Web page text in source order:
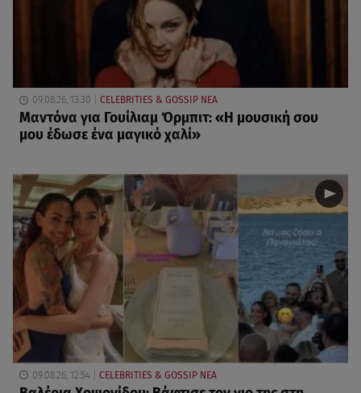
09.08.26, 13:30 CELEBRITIES & GOSSIP ΝΕΑ
Μαντόνα για Γουίλιαμ Όρμπιτ: «Η μουσική σου
μου έδωσε ένα μαγικό χαλί»
09.08.26, 12:54 CELEBRITIES & GOSSIP ΝΕΑ